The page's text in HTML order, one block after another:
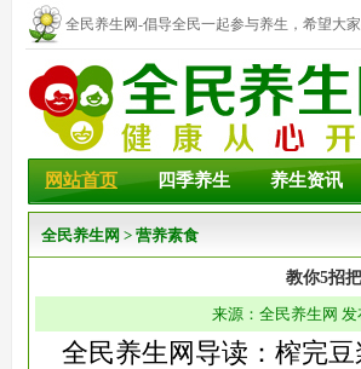
全民养生网-倡导全民一起参与养生，希望大
幸福！
网站首页 四季养生 养生资讯
全民养生网 > 营养素食
教你5招
来源：全民养生网
全民养生网导读：榨完豆